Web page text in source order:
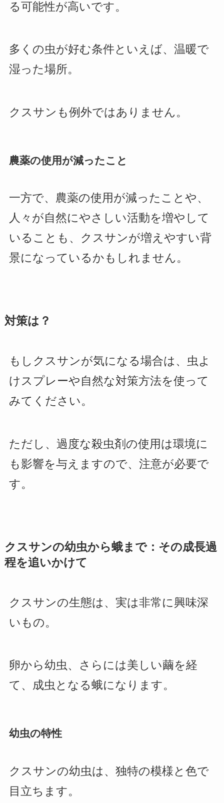
る可能性が高いです。
多くの虫が好む条件といえば、温暖で
湿った場所。
クスサンも例外ではありません。
農薬の使用が減ったこと
一方で、農薬の使用が減ったことや、
人々が自然にやさしい活動を増やして
いることも、クスサンが増えやすい背
景になっているかもしれません。
対策は？
もしクスサンが気になる場合は、虫よ
けスプレーや自然な対策方法を使って
みてください。
ただし、過度な殺虫剤の使用は環境に
も影響を与えますので、注意が必要で
す。
クスサンの幼虫から蛾まで：その成長過
程を追いかけて
クスサンの生態は、実は非常に興味深
いもの。
卵から幼虫、さらには美しい繭を経
て、成虫となる蛾になります。
幼虫の特性
クスサンの幼虫は、独特の模様と色で
目立ちます。